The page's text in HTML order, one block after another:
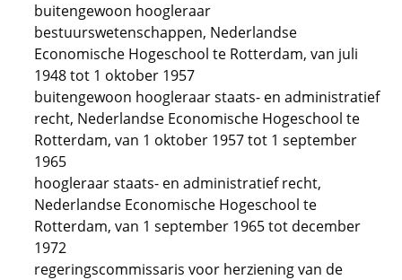
buitengewoon hoogleraar
bestuurswetenschappen, Nederlandse
Economische Hogeschool te Rotterdam, van juli
1948 tot 1 oktober 1957
buitengewoon hoogleraar staats- en administratief
recht, Nederlandse Economische Hogeschool te
Rotterdam, van 1 oktober 1957 tot 1 september
1965
hoogleraar staats- en administratief recht,
Nederlandse Economische Hogeschool te
Rotterdam, van 1 september 1965 tot december
1972
regeringscommissaris voor herziening van de